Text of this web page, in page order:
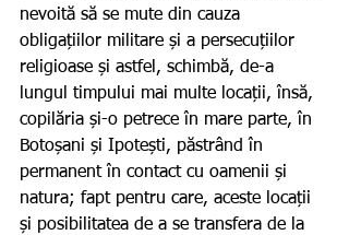
nevoită să se mute din cauza
obligațiilor militare și a persecuțiilor
religioase și astfel, schimbă, de-a
lungul timpului mai multe locații, însă,
copilăria și-o petrece în mare parte, în
Botoșani și Ipotești, păstrând în
permanent în contact cu oamenii și
natura; fapt pentru care, aceste locații
și posibilitatea de a se transfera de la